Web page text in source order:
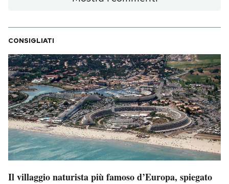
CONSIGLIATI
Il villaggio naturista più famoso d’Europa, spiegato